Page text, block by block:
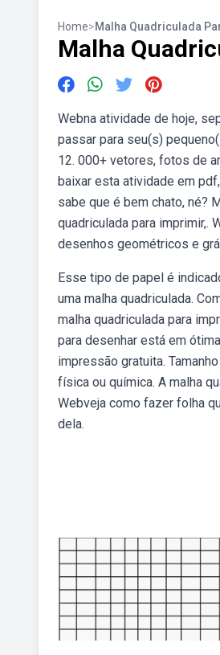
Home>Malha Quadriculada
Malha
Webna atividade de hoje,
passar para seu(s)
12. 000+ vetores, fotos de
baixar esta atividade em
sabe que é bem chato, né?
quadriculada para imprimir,.
desenhos geométricos e
Esse tipo de papel é
uma malha quadriculada.
malha quadriculada para
para desenhar está em
impressão gratuita.
física ou química. A malha
Webveja como fazer folha
dela.